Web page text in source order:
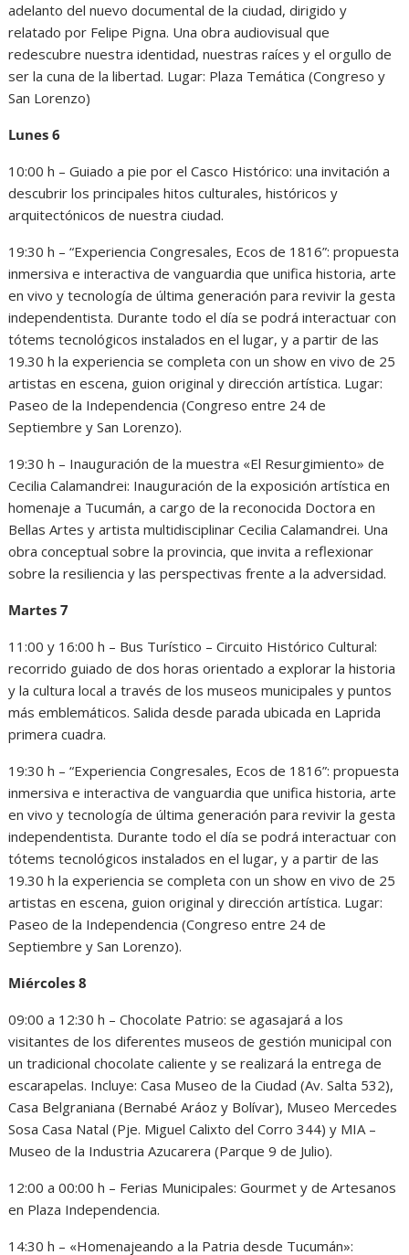
adelanto del nuevo documental de la ciudad, dirigido y
relatado por Felipe Pigna. Una obra audiovisual que
redescubre nuestra identidad, nuestras raíces y el orgullo de
ser la cuna de la libertad. Lugar: Plaza Temática (Congreso y
San Lorenzo)
Lunes 6
10:00 h – Guiado a pie por el Casco Histórico: una invitación a
descubrir los principales hitos culturales, históricos y
arquitectónicos de nuestra ciudad.
19:30 h – “Experiencia Congresales, Ecos de 1816”: propuesta
inmersiva e interactiva de vanguardia que unifica historia, arte
en vivo y tecnología de última generación para revivir la gesta
independentista. Durante todo el día se podrá interactuar con
tótems tecnológicos instalados en el lugar, y a partir de las
19.30 h la experiencia se completa con un show en vivo de 25
artistas en escena, guion original y dirección artística. Lugar:
Paseo de la Independencia (Congreso entre 24 de
Septiembre y San Lorenzo).
19:30 h – Inauguración de la muestra «El Resurgimiento» de
Cecilia Calamandrei: Inauguración de la exposición artística en
homenaje a Tucumán, a cargo de la reconocida Doctora en
Bellas Artes y artista multidisciplinar Cecilia Calamandrei. Una
obra conceptual sobre la provincia, que invita a reflexionar
sobre la resiliencia y las perspectivas frente a la adversidad.
Martes 7
11:00 y 16:00 h – Bus Turístico – Circuito Histórico Cultural:
recorrido guiado de dos horas orientado a explorar la historia
y la cultura local a través de los museos municipales y puntos
más emblemáticos. Salida desde parada ubicada en Laprida
primera cuadra.
19:30 h – “Experiencia Congresales, Ecos de 1816”: propuesta
inmersiva e interactiva de vanguardia que unifica historia, arte
en vivo y tecnología de última generación para revivir la gesta
independentista. Durante todo el día se podrá interactuar con
tótems tecnológicos instalados en el lugar, y a partir de las
19.30 h la experiencia se completa con un show en vivo de 25
artistas en escena, guion original y dirección artística. Lugar:
Paseo de la Independencia (Congreso entre 24 de
Septiembre y San Lorenzo).
Miércoles 8
09:00 a 12:30 h – Chocolate Patrio: se agasajará a los
visitantes de los diferentes museos de gestión municipal con
un tradicional chocolate caliente y se realizará la entrega de
escarapelas. Incluye: Casa Museo de la Ciudad (Av. Salta 532),
Casa Belgraniana (Bernabé Aráoz y Bolívar), Museo Mercedes
Sosa Casa Natal (Pje. Miguel Calixto del Corro 344) y MIA –
Museo de la Industria Azucarera (Parque 9 de Julio).
12:00 a 00:00 h – Ferias Municipales: Gourmet y de Artesanos
en Plaza Independencia.
14:30 h – «Homenajeando a la Patria desde Tucumán»: